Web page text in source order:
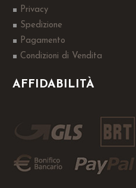
Privacy
Spedizione
Pagamento
Condizioni di Vendita
AFFIDABILITÀ